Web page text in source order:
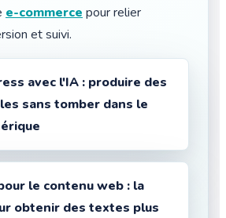
e-commerce pour relier
et suivi.
avec l'IA : produire des
sans tomber dans le
le contenu web : la
obtenir des textes plus